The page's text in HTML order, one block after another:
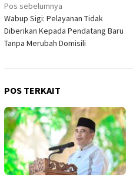
Navigasi
pos
Pos sebelumnya
Wabup Sigi: Pelayanan Tidak
Diberikan Kepada Pendatang Baru
Tanpa Merubah Domisili
POS TERKAIT